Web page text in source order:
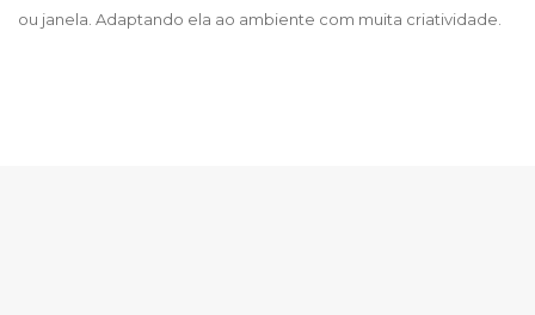
ou janela. Adaptando ela ao ambiente com muita criatividade.